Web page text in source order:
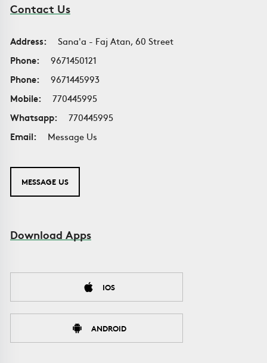
Contact Us
Address:
Sana'a - Faj Atan, 60 Street
Phone:
9671450121
Phone:
9671445993
Mobile:
770445995
Whatsapp:
770445995
Email:
Message Us
MESSAGE US
Download Apps
IOS
ANDROID